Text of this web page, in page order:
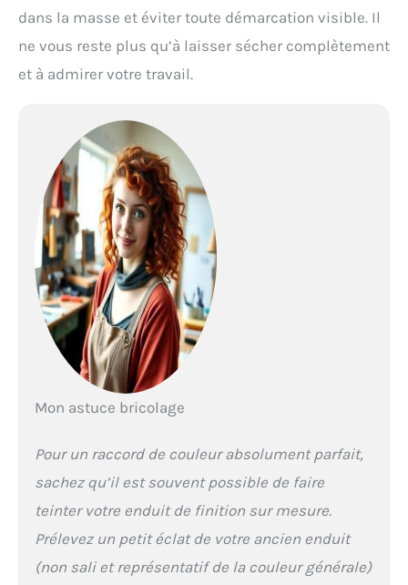
dans la masse et éviter toute démarcation visible. Il
ne vous reste plus qu’à laisser sécher complètement
et à admirer votre travail.
Mon astuce bricolage
Pour un raccord de couleur absolument parfait,
sachez qu’il est souvent possible de faire
teinter votre enduit de finition sur mesure.
Prélevez un petit éclat de votre ancien enduit
(non sali et représentatif de la couleur générale)